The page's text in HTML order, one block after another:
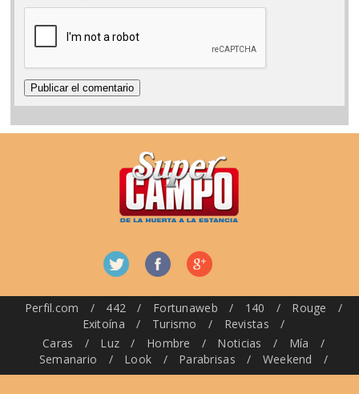
Perfil.com / 442 / Fortunaweb / 140 / Rouge
/
Exitoína
/ Turismo / Revistas
/
Caras
/ Luz / Hombre / Noticias / Mía
/
Semanario
/ Look / Parabrisas / Weekend /